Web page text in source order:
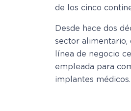
de los cinco
Desde hace dos
sector alimentario,
línea de negocio
empleada para
implantes médicos.